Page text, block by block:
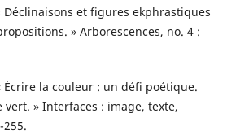
Déclinaisons et figures ekphrastiques
» Arborescences, no. 4 :
Écrire la couleur : un défi poétique.
» Interfaces : image, texte,